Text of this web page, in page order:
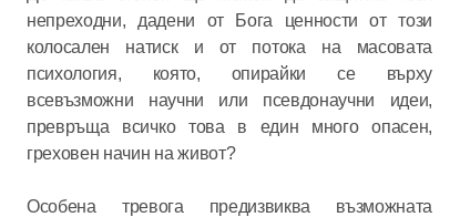
непреходни, дадени от Бога ценности от този
колосален натиск и от потока на масовата
психология, която, опирайки се върху
всевъзможни научни или псевдонаучни идеи,
превръща всичко това в един много опасен,
греховен начин на живот?
Особена тревога предизвиква възможната